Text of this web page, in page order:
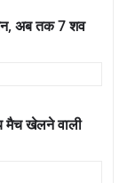
अब तक 7 शव
मैच खेलने वाली